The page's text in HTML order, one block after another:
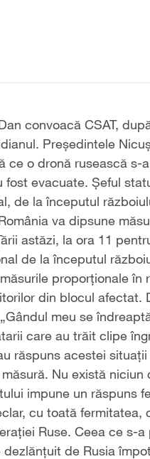
convoacă CSAT,
Președintele
ce o dronă rusească
fost evacuate. Șeful
de la începutul
va dipsune
astăzi, la ora 11
de la începutul
proporționale
din blocul afectat.
meu se
care au trăit clipe
răspuns acestei
Nu există
impune un răspuns
cu toată
Ruse. Ceea ce s-
de Rusia